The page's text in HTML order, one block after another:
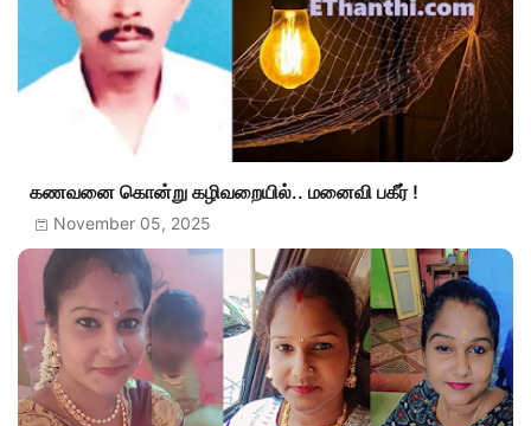
கணவனை கொன்று கழிவறையில்.. மனைவி பகீர் !
November 05, 2025